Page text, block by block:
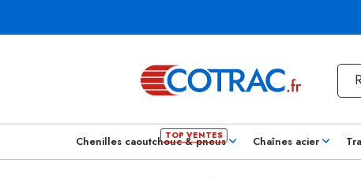
Chenilles caoutchouc & pneus Chaînes acier